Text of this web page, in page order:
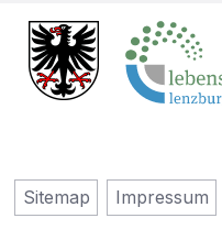
Sitemap Impressum